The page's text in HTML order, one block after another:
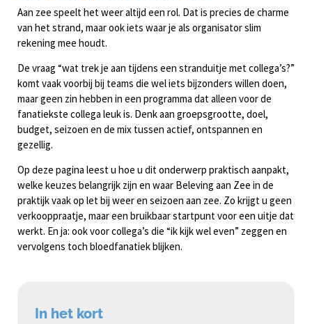
Aan zee speelt het weer altijd een rol. Dat is precies de charme
van het strand, maar ook iets waar je als organisator slim
rekening mee houdt.
De vraag “wat trek je aan tijdens een stranduitje met collega’s?”
komt vaak voorbij bij teams die wel iets bijzonders willen doen,
maar geen zin hebben in een programma dat alleen voor de
fanatiekste collega leuk is. Denk aan groepsgrootte, doel,
budget, seizoen en de mix tussen actief, ontspannen en
gezellig.
Op deze pagina leest u hoe u dit onderwerp praktisch aanpakt,
welke keuzes belangrijk zijn en waar Beleving aan Zee in de
praktijk vaak op let bij weer en seizoen aan zee. Zo krijgt u geen
verkooppraatje, maar een bruikbaar startpunt voor een uitje dat
werkt. En ja: ook voor collega’s die “ik kijk wel even” zeggen en
vervolgens toch bloedfanatiek blijken.
In het kort